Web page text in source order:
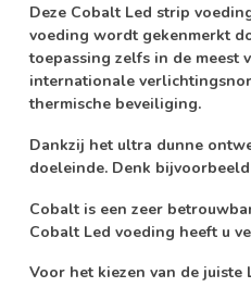
Deze Cobalt Led strip
voeding wordt gekenmerkt
toepassing zelfs in de meest
internationale
thermische beveiliging.
Dankzij het ultra dunne
doeleinde. Denk
Cobalt is een zeer
Cobalt Led voeding heeft u
Voor het kiezen van de